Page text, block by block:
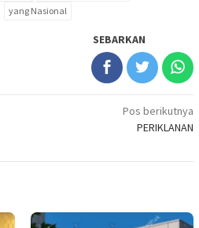
yang Nasional
SEBARKAN
Pos berikutnya
PERIKLANAN